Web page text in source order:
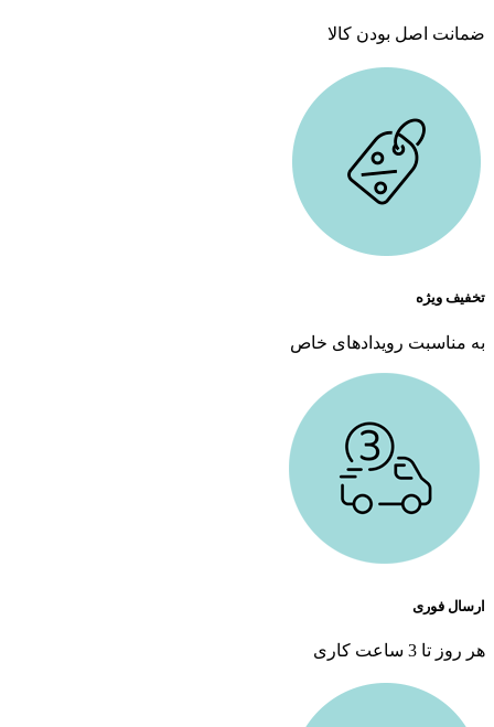
ضمانت اصل بودن کالا
تخفیف ویژه
به مناسبت رویدادهای خاص
ارسال فوری
هر روز تا 3 ساعت کاری